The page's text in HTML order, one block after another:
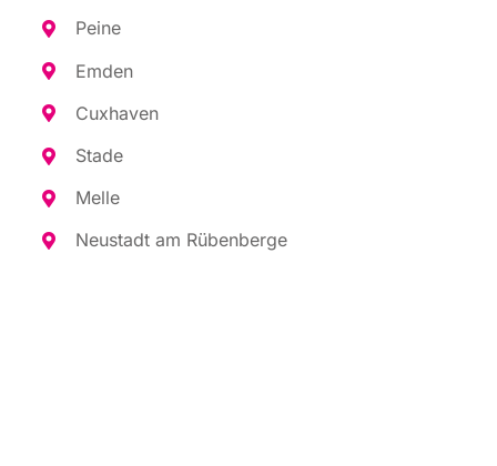
Pei­ne
Emden
Cux­ha­ven
Sta­de
Mel­le
Neu­stadt am Rübenberge